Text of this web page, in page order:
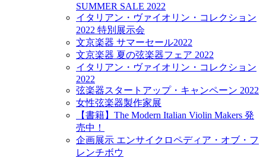
SUMMER SALE 2022
イタリアン・ヴァイオリン・コレクション
2022 特別展示会
文京楽器 サマーセール2022
文京楽器 夏の弦楽器フェア 2022
イタリアン・ヴァイオリン・コレクション
2022
弦楽器スタートアップ・キャンペーン 2022
女性弦楽器製作家展
【書籍】The Modern Italian Violin Makers 発
売中！
企画展示 エンサイクロペディア・オブ・フ
レンチボウ